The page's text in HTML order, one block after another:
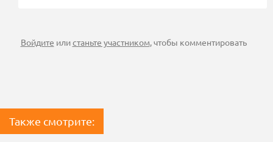
Войдите илистаньте участником, чтобы комментировать
Также смотрите: